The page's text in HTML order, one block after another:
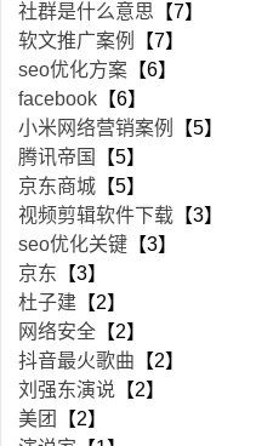
社群是什么意思 【7】
软文推广案例
【7】
seo优化方案 【6】
facebook 【6】
小米网络营销案例
【5】
腾讯帝国
【5】
京东商城 【5】
视频剪辑软件下载 【3】
seo优化关键 【3】
京东 【3】
杜子建 【2】
网络安全 【2】
抖音最火歌曲 【2】
刘强东演说 【2】
美团
【2】